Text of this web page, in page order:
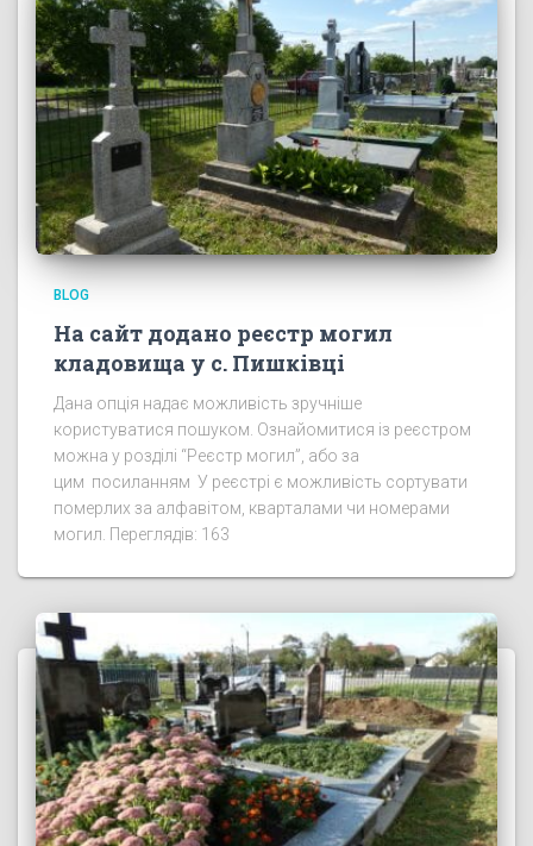
BLOG
На сайт додано реєстр могил
кладовища у с. Пишківці
Дана опція надає можливість зручніше
користуватися пошуком. Ознайомитися із реєстром
можна у розділі “Реєстр могил”, або за
цим посиланням У реєстрі є можливість сортувати
померлих за алфавітом, кварталами чи номерами
могил. Переглядів: 163